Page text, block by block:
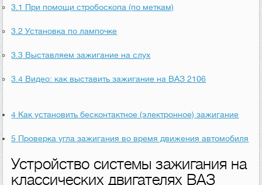
3.1 При помощи стробоскопа (по меткам)
3.2 Установка по лампочке
3.3 Выставляем зажигание на слух
3.4 Видео: как выставить зажигание на ВАЗ 2106
4 Как установить бесконтактное (электронное) зажигание
5 Проверка угла зажигания во время движения автомобиля
Устройство системы зажигания на
классических двигателях ВАЗ